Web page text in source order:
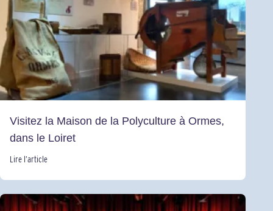
Visitez la Maison de la Polyculture à Ormes,
dans le Loiret
Lire l’article